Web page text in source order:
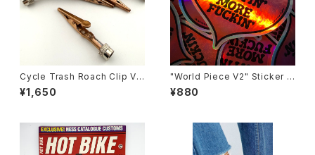
Cycle Trash Roach Clip Val
ve Cap ver.2, copper
¥1,650
"World Piece V2" Sticker b
y Burrito Breath
¥880